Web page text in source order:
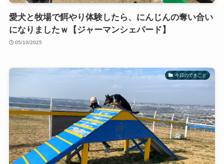
愛犬と牧場で餌やり体験したら、にんじんの奪い合い
になりましたｗ【ジャーマンシェパード】
05/10/2025
今日のできごと